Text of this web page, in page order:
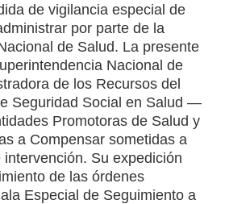
de vigilancia especial de
por parte de la
de Salud. La presente
Nacional de
de los Recursos del
Seguridad Social en Salud —
Promotoras de Salud y
a Compensar sometidas a
Su expedición
de las órdenes
Especial de Seguimiento a